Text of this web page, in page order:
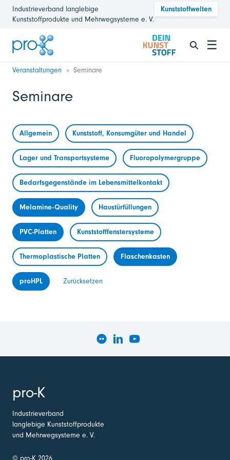
Industrieverband langlebige
Kunststoffprodukte und Mehrwegsysteme e. V.
Kunststoffwelten
☰
Veranstaltungen Seminare
Seminare
Allgemein Kunststoff, Konsumgüter und Handel
Lager und Transportsysteme Fluoropolymergruppe
Bedarfsgegenstände im Lebensmittelkontakt
Melamine-Quality Haustürfüllungen
PVC-Platten Kunststofffenstersysteme
Thermoplastische Platten Flaschenkasten
proHPL Zurücksetzen
pro-K
Industrieverband
langlebige Kunststoffprodukte
und Mehrwegsysteme e. V.
© pro-K 2026